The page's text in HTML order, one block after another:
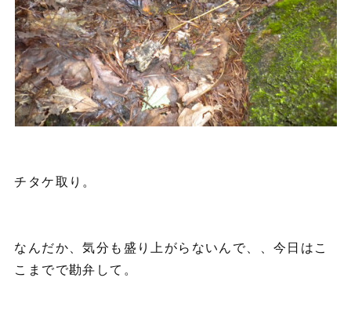
チタケ取り。
なんだか、気分も盛り上がらないんで、、今日はこ
こまでで勘弁して。